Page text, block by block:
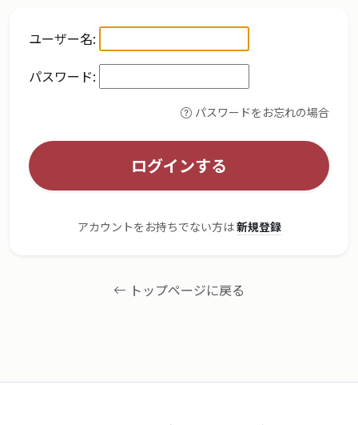
ユーザー名:
パスワード:
パスワードをお忘れの場合
ログインする
アカウントをお持ちでない方は新規登録
トップページに戻る